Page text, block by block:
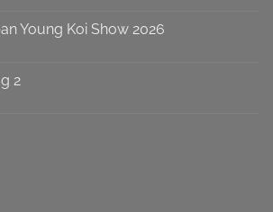
Young Koi Show 2026
2